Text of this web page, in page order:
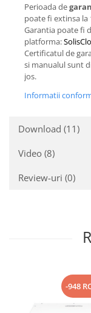
Perioada de
poate fi extinsa la
Garantia poate fi
platforma:
Certificatul de
si manualul sunt
jos.
Informatii
Download (11)
Video (8)
Review-uri (0)
-948